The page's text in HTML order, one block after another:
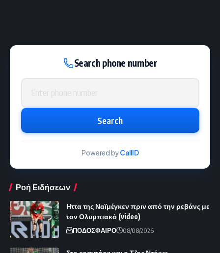
Search phone number
Phone number
Search
Powered byCallID
Ροή Ειδήσεων
Ηττα της Ναϊμέγκεν πριν από την ρεβάνς με
τον Ολυμπιακό (video)
ΠΟΔΟΣΦΑΙΡΟ 08/08/2026